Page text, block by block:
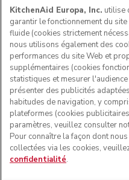
© KitchenAid 2026 - Tous
forme du robot pâtissier
commerciales
KitchenAid Europa, Inc. utilise
garantir le fonctionnement du
fluide (cookies strictement
nous utilisons également des
performances du site Web et
supplémentaires (cookies
statistiques et mesurer
présenter des publicités
habitudes de navigation, y
plateformes (cookies
paramètres, veuillez consulter
Pour connaître la façon dont
collectées via les cookies,
confidentialité.